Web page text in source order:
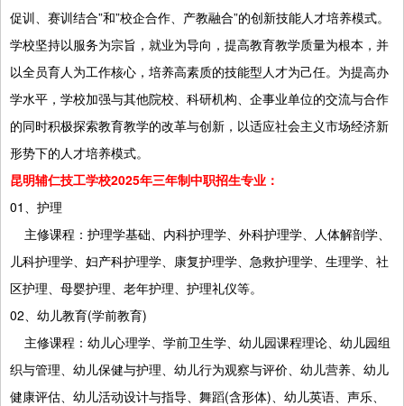
促训、赛训结合”和”校企合作、产教融合”的创新技能人才培养模式。
学校坚持以服务为宗旨，就业为导向，提高教育教学质量为根本，并
以全员育人为工作核心，培养高素质的技能型人才为己任。为提高办
学水平，学校加强与其他院校、科研机构、企事业单位的交流与合作
的同时积极探索教育教学的改革与创新，以适应社会主义市场经济新
形势下的人才培养模式。
昆明辅仁技工学校2025年三年制中职招生专业：
01、护理
主修课程：护理学基础、内科护理学、外科护理学、人体解剖学、
儿科护理学、妇产科护理学、康复护理学、急救护理学、生理学、社
区护理、母婴护理、老年护理、护理礼仪等。
02、幼儿教育(学前教育)
主修课程：幼儿心理学、学前卫生学、幼儿园课程理论、幼儿园组
织与管理、幼儿保健与护理、幼儿行为观察与评价、幼儿营养、幼儿
健康评估、幼儿活动设计与指导、舞蹈(含形体)、幼儿英语、声乐、